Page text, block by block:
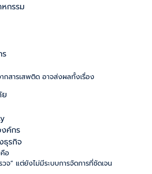
กรรม
ร
กสารเสพติด อาจส่งผลทั้งเรื่อง
ค์กร
ธุรกิจ
อ
จ” แต่ยังไม่มีระบบการจัดการที่ชัดเจน